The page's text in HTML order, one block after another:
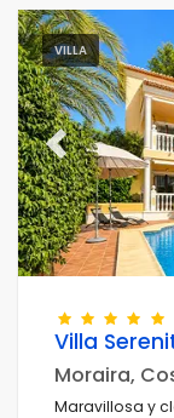
VILLA
Previous
Villa
Moraira,
Maravillosa y